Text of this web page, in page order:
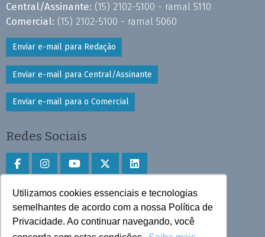
Utilizamos cookies essenciais e tecnologias
semelhantes de acordo com a nossa Política de
Privacidade. Ao continuar navegando, você
Central/Assinante: (15) 2102-5100 - ramal 5110
Comercial: (15) 2102-5100 - ramal 5060
Enviar e-mail para Redação
Enviar e-mail para Central/Assinante
Enviar e-mail para o Comercial
Redes Sociais
Faça download do aplicativo
Play Store e App Store